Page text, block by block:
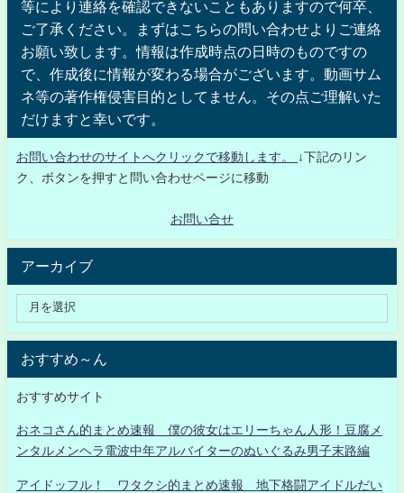
等により連絡を確認できないこともありますので何卒、
ご了承ください。まずはこちらの問い合わせよりご連絡
お願い致します。情報は作成時点の日時のものですの
で、作成後に情報が変わる場合がございます。動画サム
ネ等の著作権侵害目的としてません。その点ご理解いた
だけますと幸いです。
お問い合わせのサイトへクリックで移動します。
↓下記のリン
ク、ボタンを押すと問い合わせページに移動
お問い合せ
アーカイブ
おすすめ～ん
おすすめサイト
おネコさん的まとめ速報 僕の彼女はエリーちゃん人形！豆腐メ
ンタルメンヘラ電波中年アルバイターのぬいぐるみ男子末路編
アイドッフル！ ワタクシ的まとめ速報 地下格闘アイドルだい